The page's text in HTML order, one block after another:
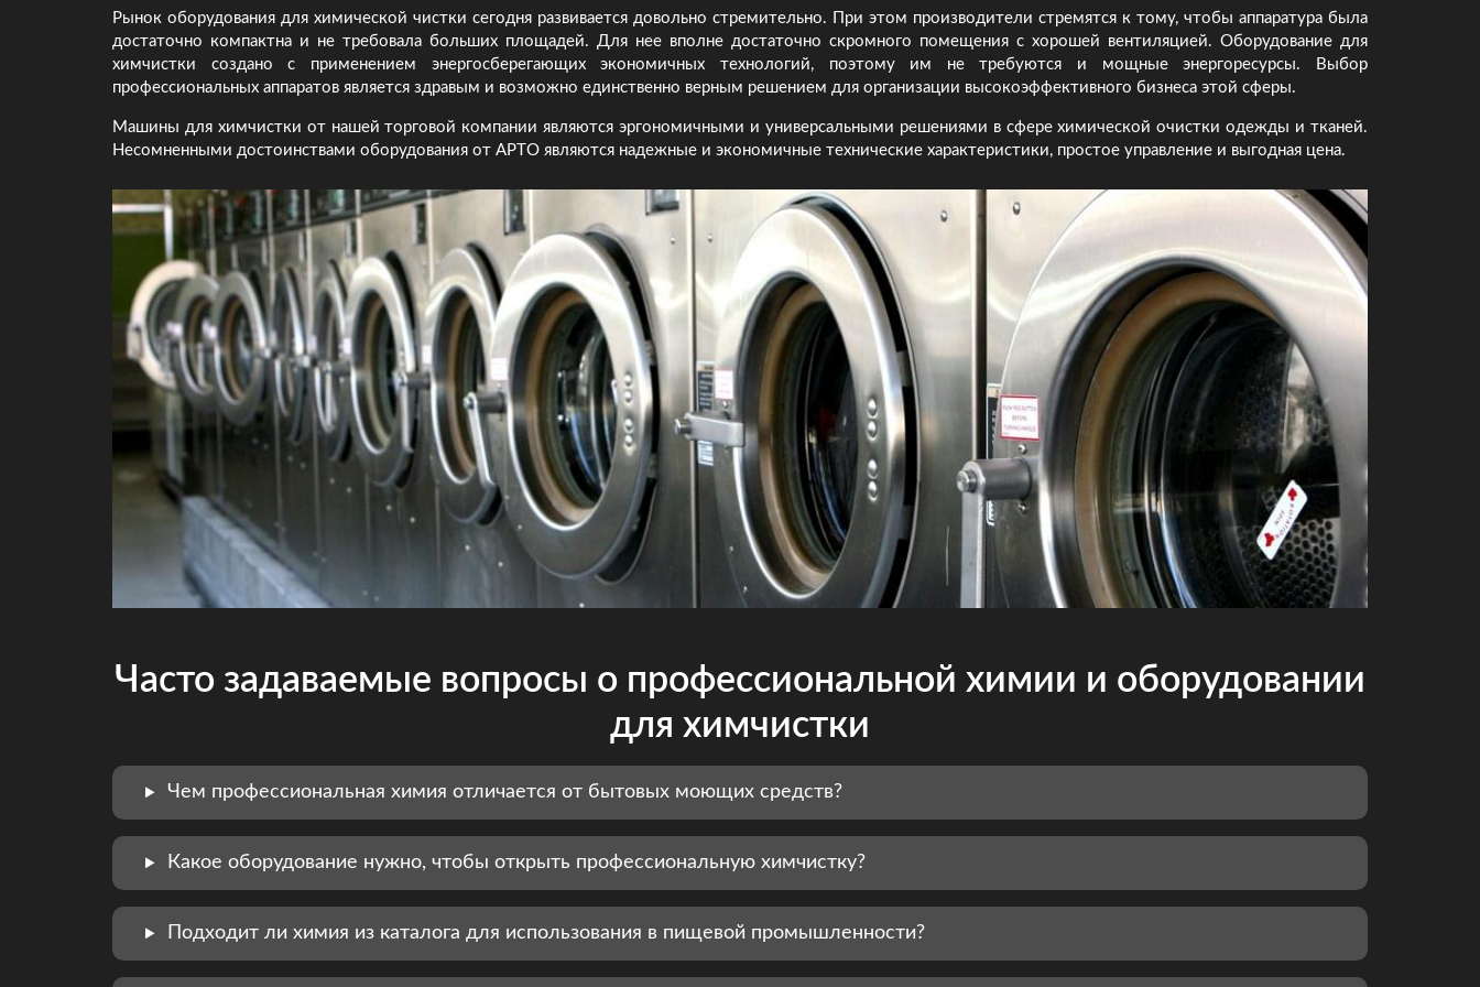
Рынок оборудования для химической чистки сегодня развивается довольно стремительно. При этом производители стремятся к тому, чтобы аппаратура была
достаточно компактна и не требовала больших площадей. Для нее вполне достаточно скромного помещения с хорошей вентиляцией. Оборудование для
химчистки создано с применением энергосберегающих экономичных технологий, поэтому им не требуются и мощные энергоресурсы. Выбор
профессиональных аппаратов является здравым и возможно единственно верным решением для организации высокоэффективного бизнеса этой сферы.
Машины для химчистки от нашей торговой компании являются эргономичными и универсальными решениями в сфере химической очистки одежды и тканей.
Несомненными достоинствами оборудования от АРТО являются надежные и экономичные технические характеристики, простое управление и выгодная цена.
Часто задаваемые вопросы о профессиональной химии и оборудовании
для химчистки
Чем профессиональная химия отличается от бытовых моющих средств?
Какое оборудование нужно, чтобы открыть профессиональную химчистку?
Подходит ли химия из каталога для использования в пищевой промышленности?